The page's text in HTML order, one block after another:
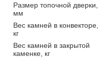
Размер топочной дверки,
мм
Вес камней в конвекторе,
кг
Вес камней в закрытой
каменке, кг